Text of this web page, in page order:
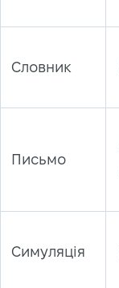
Словник
Письмо
Симуляція